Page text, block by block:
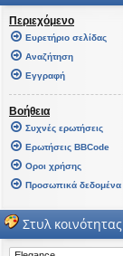
Περιεχόμενο
Ευρετήριο σελίδας
Αναζήτηση
Εγγραφή
Βοήθεια
Συχνές ερωτήσεις
Ερωτήσεις BBCode
Οροι χρήσης
Προσωπικά δεδομένα
Στυλ κοινότητας